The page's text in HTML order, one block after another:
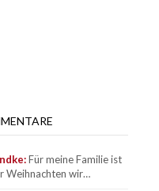
Für meine Familie ist
Weihnachten wir…